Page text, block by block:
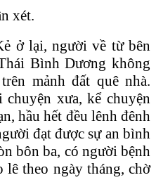
xét.
ở lại, người về từ bên
Bình Dương không
mảnh đất quê nhà.
xưa, kể chuyện
hầu hết đều lênh đênh
đạt được sự an bình
bôn ba, có người bệnh
theo ngày tháng, chờ